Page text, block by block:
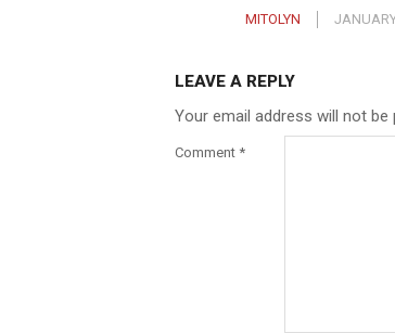
MITOLYN
LEAVE A REPLY
Your email address will not be
Comment *